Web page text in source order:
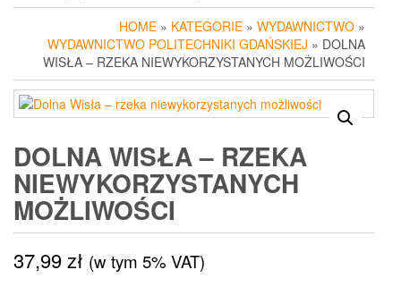
HOME » KATEGORIE » WYDAWNICTWO »
WYDAWNICTWO POLITECHNIKI GDAŃSKIEJ » DOLNA
WISŁA – RZEKA NIEWYKORZYSTANYCH MOŻLIWOŚCI
DOLNA WISŁA – RZEKA
NIEWYKORZYSTANYCH
MOŻLIWOŚCI
37,99zł (w tym 5% VAT)